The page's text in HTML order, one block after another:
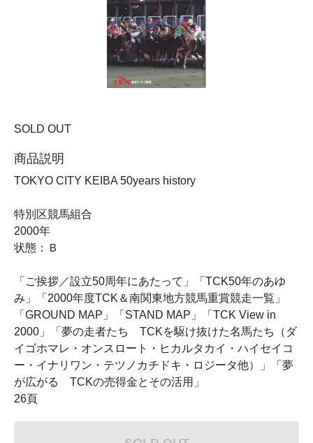
SOLD OUT
商品説明
TOKYO CITY KEIBA 50years history
特別区競馬組合
2000年
状態：Ｂ
「ご挨拶／設立50周年にあたって」「TCK50年のあゆ
み」「2000年度TCK＆南関東地方競馬重賞競走一覧」
「GROUND MAP」「STAND MAP」「TCK View in
2000」「夢の走者たち TCKを駆け抜けた名馬たち（ダ
イゴホマレ・オンスロート・ヒカルタカイ・ハイセイコ
ー・イナリワン・テツノカチドキ・ロジータ他）」「夢
が広がる TCKの売得金とその活用」
26頁